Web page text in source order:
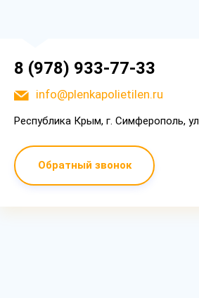
8 (978) 933-77-33
info@plenkapolietilen.ru
Республика Крым, г. Симферополь,
Обратный звонок